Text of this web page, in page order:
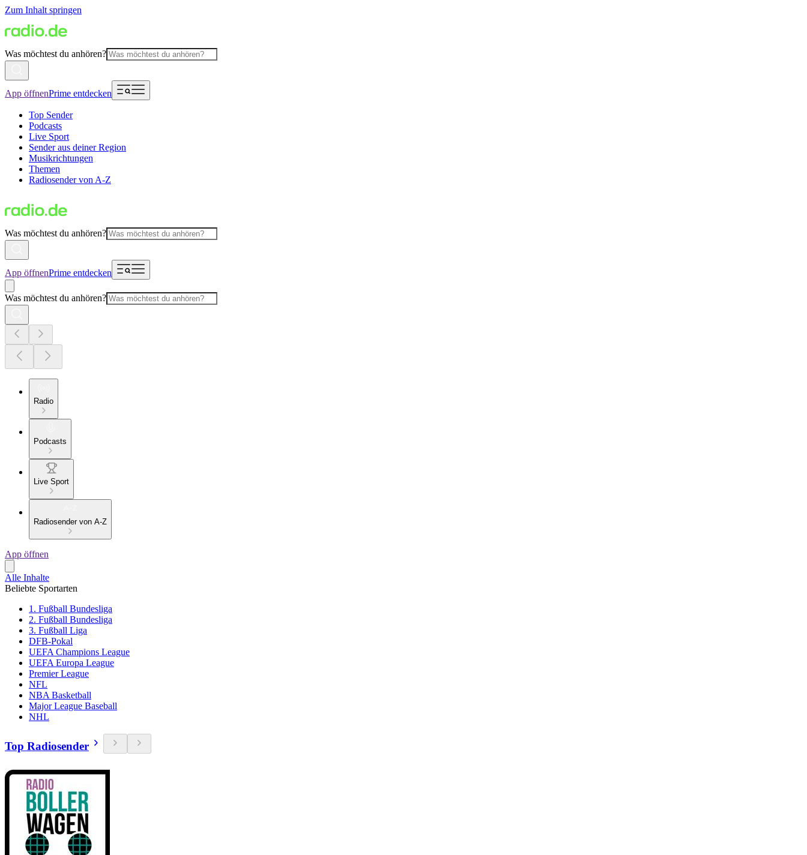
Zum Inhalt springen
Was möchtest du anhören?
App öffnenPrime entdecken
Top Sender
Podcasts
Live Sport
Sender aus deiner Region
Musikrichtungen
Themen
Radiosender von A-Z
Was möchtest du anhören?
App öffnenPrime entdecken
Was möchtest du anhören?
Radio
Podcasts
Live Sport
Radiosender von A-Z
App öffnen
Alle Inhalte
Beliebte Sportarten
1. Fußball Bundesliga
2. Fußball Bundesliga
3. Fußball Liga
DFB-Pokal
UEFA Champions League
UEFA Europa League
Premier League
NFL
NBA Basketball
Major League Baseball
NHL
Top Radiosender